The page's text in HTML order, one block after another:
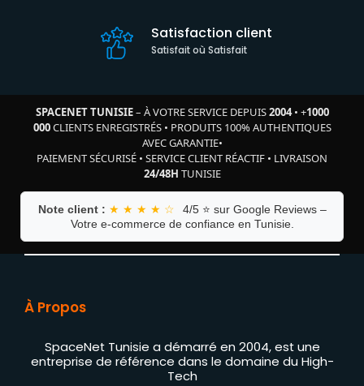
Satisfaction client
Satisfait où Satisfait
SPACENET TUNISIE– À VOTRE SERVICE DEPUIS2004• +1000
000CLIENTS ENREGISTRÉS• PRODUITS 100% AUTHENTIQUES
AVEC GARANTIE•
PAIEMENT SÉCURISÉ • SERVICE CLIENT RÉACTIF • LIVRAISON
24/48H TUNISIE
Note client : ★ ★ ★ ★ ☆
4/5 ⭐ sur Google Reviews –
Votre e-commerce de confiance en Tunisie.
À Propos
SpaceNet Tunisie a démarré en 2004, est une
entreprise de référence dans le domaine du High-
Tech